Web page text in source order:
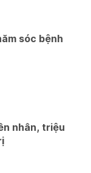
VỮNG
sóc bệnh
nhân, triệu